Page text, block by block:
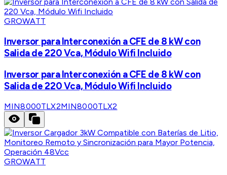
GROWATT
Inversor para Interconexión a CFE de 8 kW con
Salida de 220 Vca, Módulo Wifi Incluido
Inversor para Interconexión a CFE de 8 kW con
Salida de 220 Vca, Módulo Wifi Incluido
MIN8000TLX2MIN8000TLX2
GROWATT